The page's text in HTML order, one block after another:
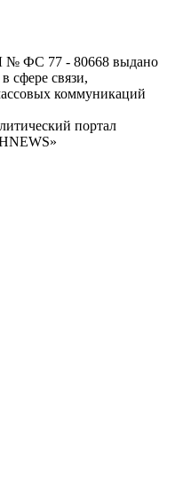
№ ФС 77 - 80668 выдано
сфере связи,
коммуникаций
портал